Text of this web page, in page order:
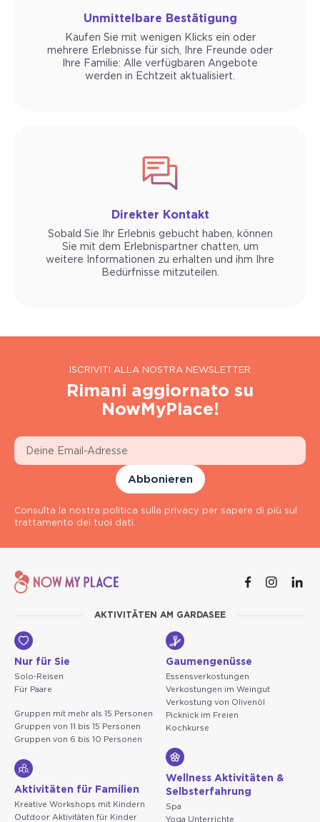
Unmittelbare Bestätigung
Kaufen Sie mit wenigen Klicks ein oder
mehrere Erlebnisse für sich, Ihre Freunde oder
Ihre Familie: Alle verfügbaren Angebote
werden in Echtzeit aktualisiert.
Direkter Kontakt
Sobald Sie Ihr Erlebnis gebucht haben, können
Sie mit dem Erlebnispartner chatten, um
weitere Informationen zu erhalten und ihm Ihre
Bedürfnisse mitzuteilen.
ISCRIVITI ALLA NOSTRA NEWSLETTER
Rimani aggiornato su
NowMyPlace!
Abbonieren
Consulta la nostra politica sulla privacy per sapere di più sul
trattamento dei tuoi dati.
AKTIVITÄTEN AM GARDASEE
Nur für Sie
Solo-Reisen
Für Paare
Gruppen mit mehr als 15 Personen
Gruppen von 11 bis 15 Personen
Gruppen von 6 bis 10 Personen
Aktivitäten für Familien
Kreative Workshops mit Kindern
Outdoor Aktivitäten für Kinder
Gaumengenüsse
Essensverkostungen
Verkostungen im Weingut
Verkostung von Olivenöl
Picknick im Freien
Kochkurse
Wellness Aktivitäten &
Selbsterfahrung
Spa
Yoga Unterrichte